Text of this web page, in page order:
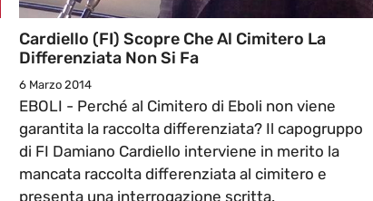
Cardiello (FI) Scopre Che Al Cimitero La
Differenziata Non Si Fa
6 Marzo 2014
EBOLI - Perché al Cimitero di Eboli non viene
garantita la raccolta differenziata? Il capogruppo
di FI Damiano Cardiello interviene in merito la
mancata raccolta differenziata al cimitero e
presenta una interrogazione scritta.